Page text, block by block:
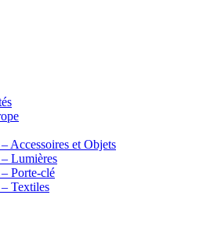
Accessoires et Objets
Lumières
Porte-clé
Textiles